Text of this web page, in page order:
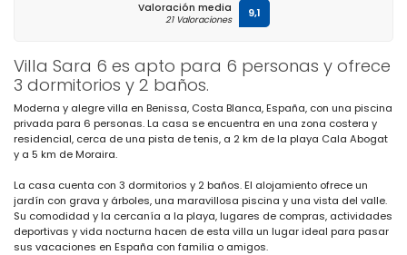
Villa Sara 6 es apto para 6 personas y ofrece
3 dormitorios y 2 baños.
Moderna y alegre villa en Benissa, Costa Blanca, España, con una piscina
privada para 6 personas. La casa se encuentra en una zona costera y
residencial, cerca de una pista de tenis, a 2 km de la playa Cala Abogat
y a 5 km de Moraira.
La casa cuenta con 3 dormitorios y 2 baños. El alojamiento ofrece un
jardín con grava y árboles, una maravillosa piscina y una vista del valle.
Su comodidad y la cercanía a la playa, lugares de compras, actividades
deportivas y vida nocturna hacen de esta villa un lugar ideal para pasar
sus vacaciones en España con familia o amigos.
Valoración media
21 Valoraciones 9,1